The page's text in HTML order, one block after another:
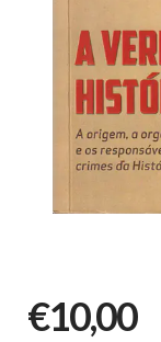
€10,00